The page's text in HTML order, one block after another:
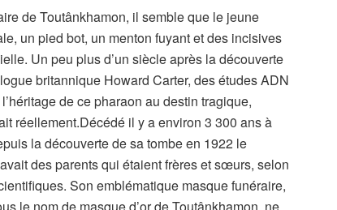
de Toutânkhamon, il semble que le jeune
un pied bot, un menton fuyant et des incisives
Un peu plus d’un siècle après la découverte
britannique Howard Carter, des études ADN
de ce pharaon au destin tragique,
réellement.Décédé il y a environ 3 300 ans à
la découverte de sa tombe en 1922 le
des parents qui étaient frères et sœurs, selon
Son emblématique masque funéraire,
le nom de masque d’or de Toutânkhamon, ne